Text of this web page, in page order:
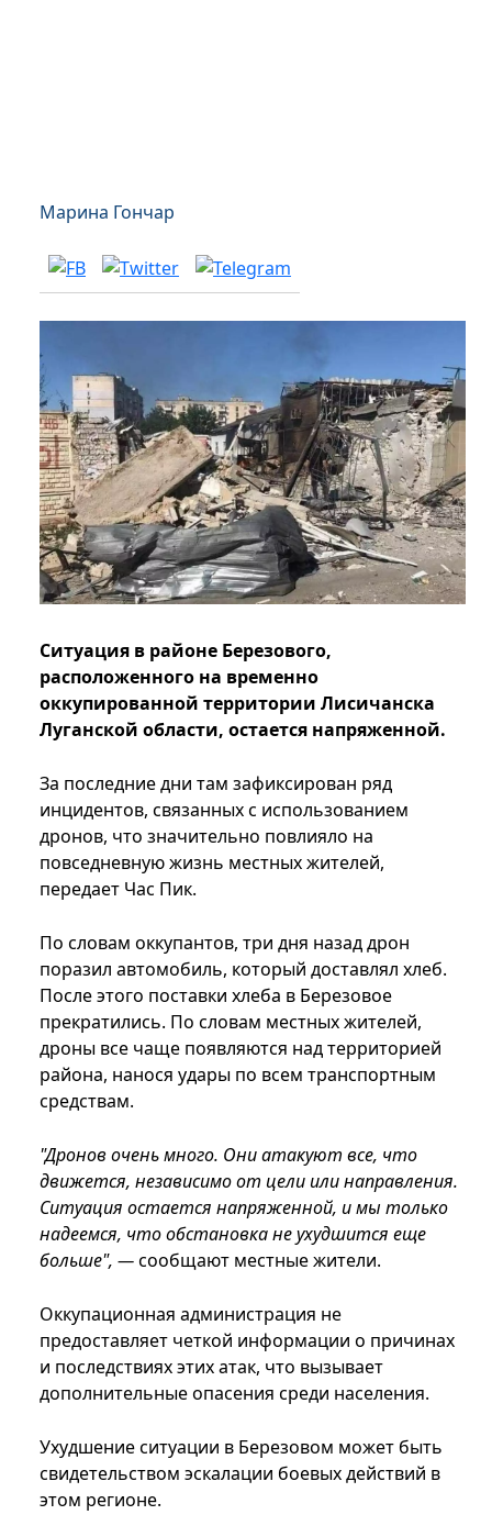
Марина Гончар
Ситуация в районе Березового,
расположенного на временно
оккупированной территории Лисичанска
Луганской области, остается напряженной.
За последние дни там зафиксирован ряд
инцидентов, связанных с использованием
дронов, что значительно повлияло на
повседневную жизнь местных жителей,
передает Час Пик.
По словам оккупантов, три дня назад дрон
поразил автомобиль, который доставлял хлеб.
После этого поставки хлеба в Березовое
прекратились. По словам местных жителей,
дроны все чаще появляются над территорией
района, нанося удары по всем транспортным
средствам.
"Дронов очень много. Они атакуют все, что
движется, независимо от цели или направления.
Ситуация остается напряженной, и мы только
надеемся, что обстановка не ухудшится еще
больше", —сообщают местные жители.
Оккупационная администрация не
предоставляет четкой информации о причинах
и последствиях этих атак, что вызывает
дополнительные опасения среди населения.
Ухудшение ситуации в Березовом может быть
свидетельством эскалации боевых действий в
этом регионе.